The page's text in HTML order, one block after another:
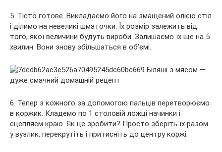
5. Тісто готове. Викладаємо його на змащений олією стіл
і ділимо на невеликі шматочки. Їх розмір залежить від
того, якої величини будуть вироби. Залишаємо їх ще на 5
хвилин. Вони знову збільшаться в об’ємі.
6. Тепер з кожного за допомогою пальців перетворюємо
в коржик. Кладемо по 1 столовій ложці начинки і
сцепляем краю. Як це зробити? Просто зберіть їх разом
у вузлик, перекрутіть і притисніть до центру коржі.